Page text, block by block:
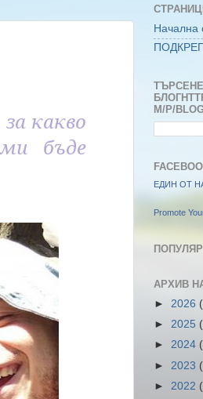
какво
бъде
Начална
M/P/
ЕДИН ОТ
Promote
АРХИВ
► 2026
► 2025
► 2024
► 2023
► 2022